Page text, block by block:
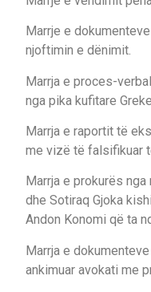
Marrje e
njoftimin e dënimit.
Marrja e proces-
nga pika kufitare Greke.
Marrja e raportit të
me vizë të falsifikuar
Marrja e prokurës
dhe Sotiraq Gjoka
Andon Konomi që ta
Marrja e
ankimuar avokati me